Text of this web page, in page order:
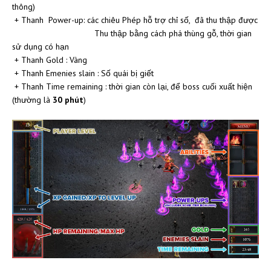
thông)
+ Thanh Power-up: các chiêu Phép hỗ trợ chỉ số, đã thu thập được
Thu thập bằng cách phá thùng gỗ, thời gian
sử dụng có hạn
+ Thanh Gold : Vàng
+ Thanh Emenies slain : Số quái bị giết
+ Thanh Time remaining : thời gian còn lại, để boss cuối xuất hiện
(thường là 30 phút)